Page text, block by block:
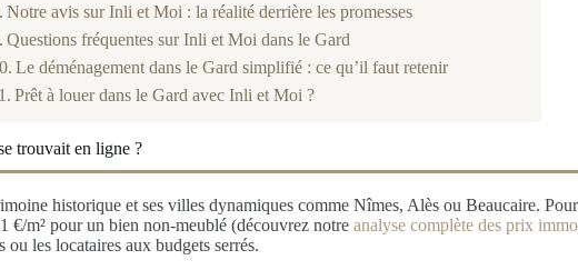
Notre avis sur Inli et Moi : la réalité derrière les promesses
Questions fréquentes sur Inli et Moi dans le Gard
Le déménagement dans le Gard simplifié : ce qu’il faut retenir
Prêt à louer dans le Gard avec Inli et Moi ?
trouvait en ligne ?
historique et ses villes dynamiques comme Nîmes, Alès ou Beaucaire.
€/m² pour un bien non-meublé (découvrez notre analyse complète des prix
les locataires aux budgets serrés.